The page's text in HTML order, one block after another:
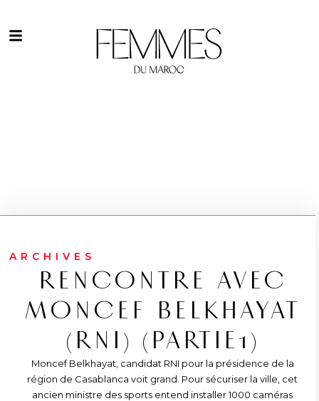
ARCHIVES
RENCONTRE AVEC
MONCEF BELKHAYAT
(RNI) (PARTIE1)
Moncef Belkhayat, candidat RNI pour la présidence de la
région de Casablanca voit grand. Pour sécuriser la ville, cet
ancien ministre des sports entend installer 1000 caméras